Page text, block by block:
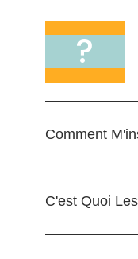
?
Comment
C'est Quoi